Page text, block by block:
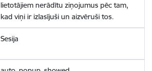
lietotājiem nerādītu ziņojumus pēc tam,
kad viņi ir izlasījuši un aizvēruši tos.
Sesija